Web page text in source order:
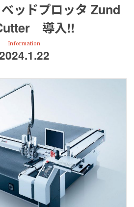
ッドプロッタ Zund
導入!!
Information